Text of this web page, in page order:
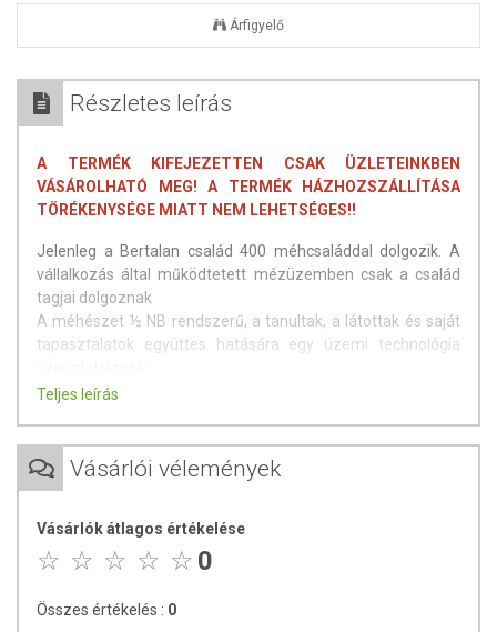
Árfigyelő
Részletes leírás
A TERMÉK KIFEJEZETTEN CSAK ÜZLETEINKBEN
VÁSÁROLHATÓ MEG! A TERMÉK HÁZHOZSZÁLLÍTÁSA
TÖRÉKENYSÉGE MIATT NEM LEHETSÉGES!!
Jelenleg a Bertalan család 400 méhcsaláddal dolgozik. A
vállalkozás által működtetett mézüzemben csak a család
tagjai dolgoznak
A méhészet ½ NB rendszerű, a tanultak, a látottak és saját
tapasztalatok együttes hatására egy üzemi technológia
Fő méhészeti tevékenységük a méztermelés. A méhtartás
Az üzem méhészeti termékek felvásárlásával,
elsődleges bevételi forrását a méz, kisebb mértékben
szárított virágpor csomagolása ill. értékesítése jelenti.
Teljes leírás
Vásárlói vélemények
Vásárlók átlagos értékelése
0
Összes értékelés : 0